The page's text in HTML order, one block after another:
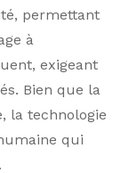
permettant
à
exigeant
Bien que la
la technologie
qui